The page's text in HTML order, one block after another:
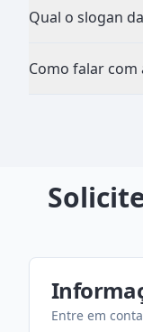
Qual o slogan
Como falar com
Entre em